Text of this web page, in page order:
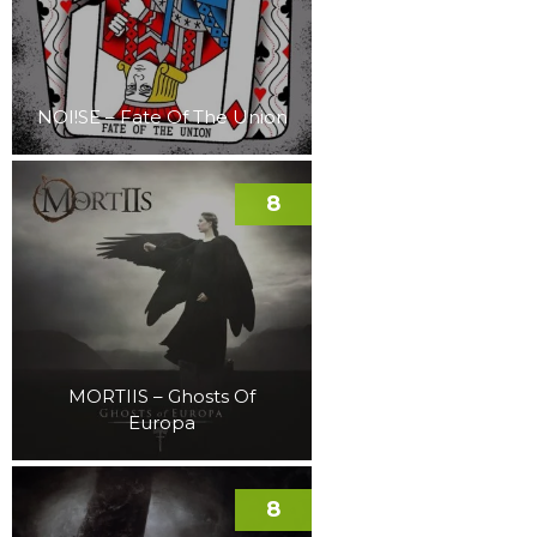
NOI!SE – Fate Of The Union
MORTIIS – Ghosts Of
Europa
8
8